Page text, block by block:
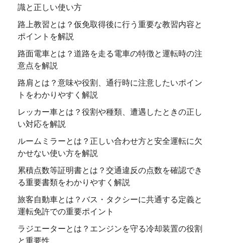
識と正しい使い方
路上教習とは？仮免取得後に行う重要な教習内容と
ポイントを解説
路面電車とは？道路を走る電車の特徴と運転時の注
意点を解説
路肩とは？意味や役割、通行時に注意したいポイン
トをわかりやすく解説
レッカー車とは？役割や種類、遭遇したときの正し
い対応を解説
ルームミラーとは？正しい合わせ方と安全運転に欠
かせない使い方を解説
累積点数等証明書とは？交通違反の点数を確認でき
る重要書類をわかりやすく解説
旅客自動車とは？バス・タクシーに共通する定義と
運転免許での重要ポイント
ラジエーターとは？エンジンを守る冷却装置の役割
と重要性